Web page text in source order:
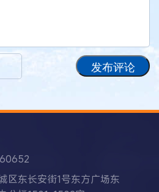
发布评论
区东长安街1号东方广场东